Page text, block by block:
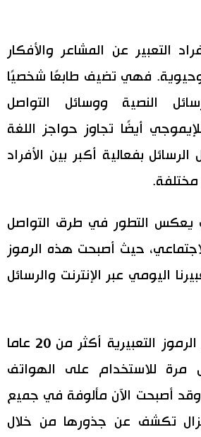
التعبير عن المشاعر والأفكار
وحيوية. فهي تضيف طابعًا شخصيًا
النصية ووسائل التواصل
أيضًا تجاوز حواجز اللغة
بفعالية أكبر بين الأفراد
مختلفة.
يعكس التطور في طرق التواصل
حيث أصبحت هذه الرموز
اليومي عبر الإنترنت والرسائل
لقد مر على ظهور الرموز التعبيرية أكثر من 20 عاما
مرة للاستخدام على الهواتف
وقد أصبحت الآن مألوفة في جميع
تزال تكشف عن جذورها من خلال